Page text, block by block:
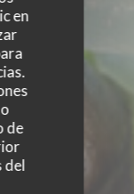
en
de
del